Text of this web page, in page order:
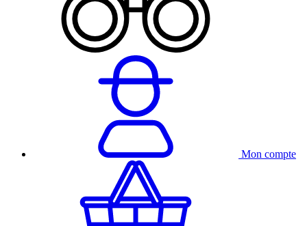
Mon compte